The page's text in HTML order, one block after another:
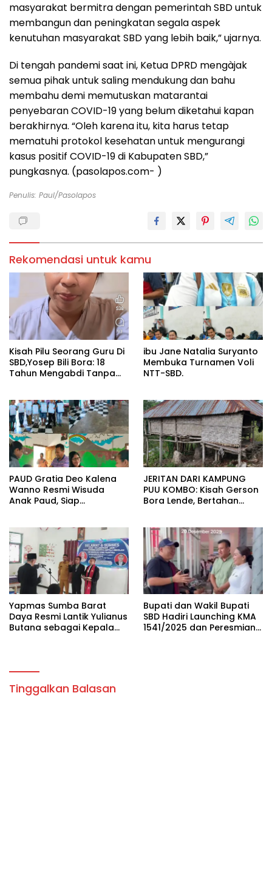
masyarakat bermitra dengan pemerintah SBD untuk
membangun dan peningkatan segala aspek
kenutuhan masyarakat SBD yang lebih baik,” ujarnya.
Di tengah pandemi saat ini, Ketua DPRD mengàjak
semua pihak untuk saling mendukung dan bahu
membahu demi memutuskan matarantai
penyebaran COVID-19 yang belum diketahui kapan
berakhirnya. “Oleh karena itu, kita harus tetap
mematuhi protokol kesehatan untuk mengurangi
kasus positif COVID-19 di Kabupaten SBD,”
pungkasnya. (pasolapos.com- )
Penulis: Paul/pasolapos
Rekomendasi untuk kamu
Kisah Pilu Seorang Guru Di
SBD,Yosep Bili Bora: 18
Tahun Mengabdi Tanpa
ibu Jane Natalia Suryanto
Membuka Turnamen Voli
NTT-SBD.
PAUD Gratia Deo Kalena
Wanno Resmi Wisuda
Anak Paud, Siap
JERITAN DARI KAMPUNG
PUU KOMBO: Kisah Gerson
Bora Lende, Bertahan
Anaknya
Yapmas Sumba Barat
Daya Resmi Lantik Yulianus
Butana sebagai Kepala
Bupati dan Wakil Bupati
SBD Hadiri Launching KMA
1541/2025 dan Peresmian
Tinggalkan Balasan